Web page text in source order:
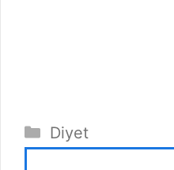
Kategoriler
Diyet